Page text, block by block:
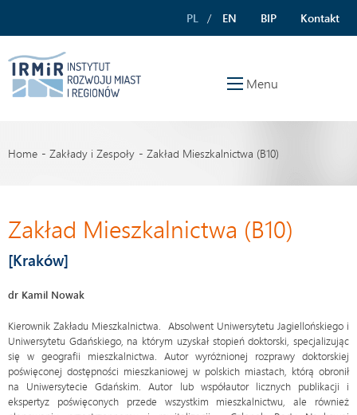
PL EN BIP Kontakt
Menu
Home Zakłady i Zespoły Zakład Mieszkalnictwa (B10)
Zakład Mieszkalnictwa (B10)
[Kraków]
dr Kamil Nowak
Kierownik Zakładu Mieszkalnictwa. Absolwent Uniwersytetu Jagiellońskiego i
Uniwersytetu Gdańskiego, na którym uzyskał stopień doktorski, specjalizując
się w geografii mieszkalnictwa. Autor wyróżnionej rozprawy doktorskiej
poświęconej dostępności mieszkaniowej w polskich miastach, którą obronił
na Uniwersytecie Gdańskim. Autor lub współautor licznych publikacji i
ekspertyz poświęconych przede wszystkim mieszkalnictwu, ale również